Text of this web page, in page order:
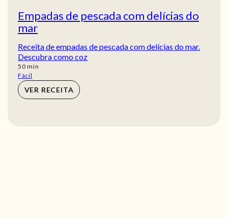
Empadas de pescada com delícias do
mar
Receita de empadas de pescada com delícias do mar.
Descubra como coz
50min
min
Fácil
VER RECEITA